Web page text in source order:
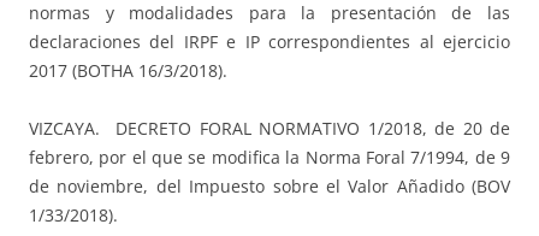
normas y modalidades para la presentación de las
declaraciones del IRPF e IP correspondientes al ejercicio
2017 (BOTHA 16/3/2018).
VIZCAYA. DECRETO FORAL NORMATIVO 1/2018, de 20 de
febrero, por el que se modifica la Norma Foral 7/1994, de 9
de noviembre, del Impuesto sobre el Valor Añadido (BOV
1/33/2018).